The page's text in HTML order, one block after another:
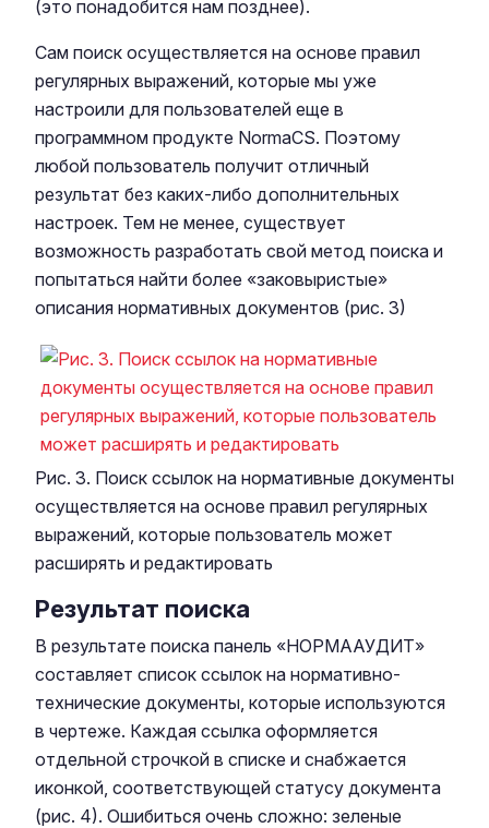
(это понадобится нам позднее).
Сам поиск осуществляется на основе правил
регулярных выражений, которые мы уже
настроили для пользователей еще в
программном продукте NormaCS. Поэтому
любой пользователь получит отличный
результат без каких-либо дополнительных
настроек. Тем не менее, существует
возможность разработать свой метод поиска и
попытаться найти более «заковыристые»
описания нормативных документов (рис. 3)
Рис. 3. Поиск ссылок на нормативные документы
осуществляется на основе правил регулярных
выражений, которые пользователь может
расширять и редактировать
Результат поиска
В результате поиска панель «НОРМААУДИТ»
составляет список ссылок на нормативно-
технические документы, которые используются
в чертеже. Каждая ссылка оформляется
отдельной строчкой в списке и снабжается
иконкой, соответствующей статусу документа
(рис. 4). Ошибиться очень сложно: зеленые